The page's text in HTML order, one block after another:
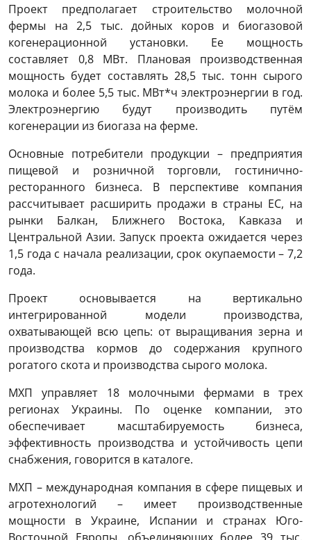
Проект предполагает строительство молочной
фермы на 2,5 тыс. дойных коров и биогазовой
когенерационной установки. Ее мощность
составляет 0,8 МВт. Плановая производственная
мощность будет составлять 28,5 тыс. тонн сырого
молока и более 5,5 тыс. МВт*ч электроэнергии в год.
Электроэнергию будут производить путём
когенерации из биогаза на ферме.
Основные потребители продукции – предприятия
пищевой и розничной торговли, гостинично-
ресторанного бизнеса. В перспективе компания
рассчитывает расширить продажи в страны ЕС, на
рынки Балкан, Ближнего Востока, Кавказа и
Центральной Азии. Запуск проекта ожидается через
1,5 года с начала реализации, срок окупаемости – 7,2
года.
Проект основывается на вертикально
интегрированной модели производства,
охватывающей всю цепь: от выращивания зерна и
производства кормов до содержания крупного
рогатого скота и производства сырого молока.
МХП управляет 18 молочными фермами в трех
регионах Украины. По оценке компании, это
обеспечивает масштабируемость бизнеса,
эффективность производства и устойчивость цепи
снабжения, говорится в каталоге.
МХП – международная компания в сфере пищевых и
агротехнологий – имеет производственные
мощности в Украине, Испании и странах Юго-